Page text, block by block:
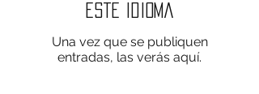
este idioma
Una vez que se publiquen
entradas, las verás aquí.